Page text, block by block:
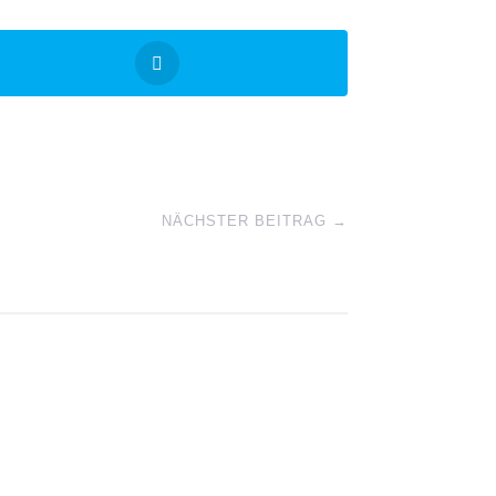
NÄCHSTER BEITRAG →